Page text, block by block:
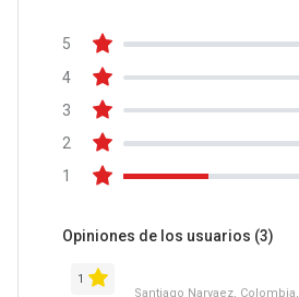
5
4
3
2
1
Opiniones de los usuarios (3)
1
Santiago Narvaez, Colombia,